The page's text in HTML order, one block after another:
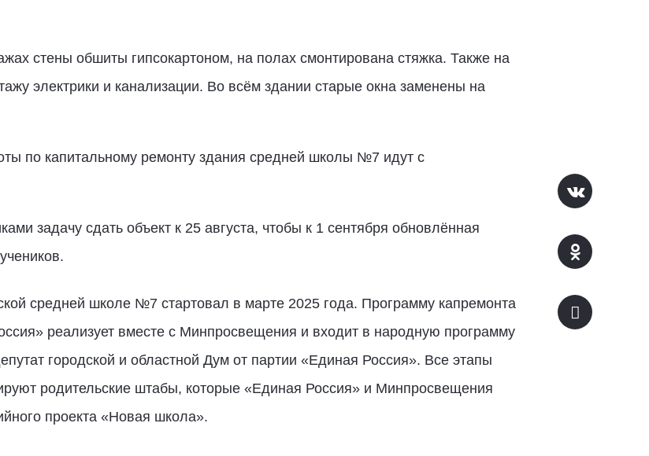
стены обшиты гипсокартоном, на полах смонтирована стяжка. Также на
электрики и канализации. Во всём здании старые окна заменены на
по капитальному ремонту здания средней школы №7 идут с
задачу сдать объект к 25 августа, чтобы к 1 сентября обновлённая
средней школе №7 стартовал в марте 2025 года. Программу капремонта
реализует вместе с Минпросвещения и входит в народную программу
городской и областной Дум от партии «Единая Россия». Все этапы
родительские штабы, которые «Единая Россия» и Минпросвещения
проекта «Новая школа».